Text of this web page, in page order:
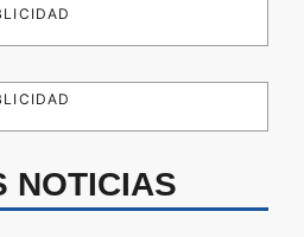
NOTICIAS